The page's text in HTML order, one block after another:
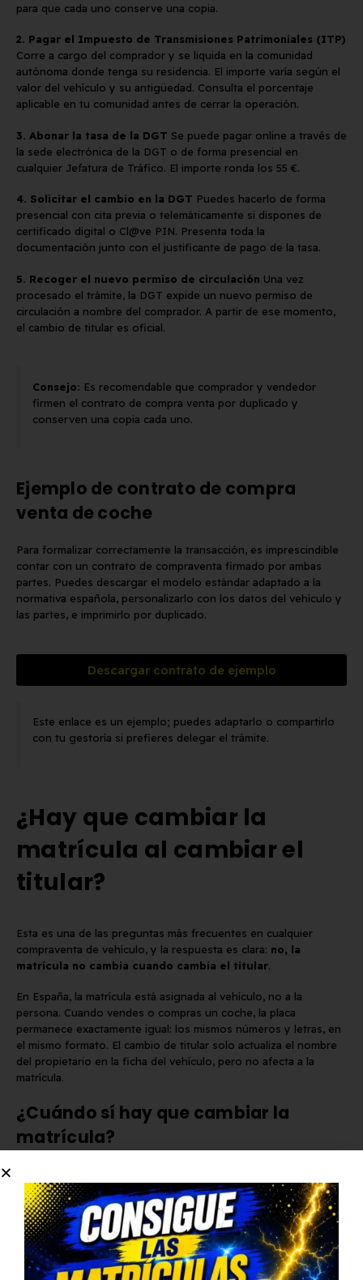
para que cada uno conserve una copia.
2. Pagar el Impuesto de Transmisiones Patrimoniales (ITP)
Corre a cargo del comprador y se liquida en la comunidad
autónoma donde tenga su residencia. El importe varía según el
valor del vehículo y su antigüedad. Consulta el porcentaje
aplicable en tu comunidad antes de cerrar la operación.
3. Abonar la tasa de la DGT Se puede pagar online a través de
la sede electrónica de la DGT o de forma presencial en
cualquier Jefatura de Tráfico. El importe ronda los 55 €.
4. Solicitar el cambio en la DGT Puedes hacerlo de forma
presencial con cita previa o telemáticamente si dispones de
certificado digital o Cl@ve PIN. Presenta toda la
documentación junto con el justificante de pago de la tasa.
5. Recoger el nuevo permiso de circulación Una vez
procesado el trámite, la DGT expide un nuevo permiso de
circulación a nombre del comprador. A partir de ese momento,
el cambio de titular es oficial.
Consejo: Es recomendable que comprador y vendedor
firmen el contrato de compra venta por duplicado y
conserven una copia cada uno.
Ejemplo de contrato de compra
venta de coche
Para formalizar correctamente la transacción, es imprescindible
contar con un contrato de compraventa firmado por ambas
partes. Puedes descargar el modelo estándar adaptado a la
normativa española, personalizarlo con los datos del vehículo y
las partes, e imprimirlo por duplicado.
Descargar contrato de ejemplo
Este enlace es un ejemplo; puedes adaptarlo o compartirlo
con tu gestoría si prefieres delegar el trámite.​
¿Hay que cambiar la
matrícula al cambiar el
titular?
Esta es una de las preguntas más frecuentes en cualquier
compraventa de vehículo, y la respuesta es clara: no, la
matrícula no cambia cuando cambia el titular.
En España, la matrícula está asignada al vehículo, no a la
persona. Cuando vendes o compras un coche, la placa
permanece exactamente igual: los mismos números y letras, en
el mismo formato. El cambio de titular solo actualiza el nombre
del propietario en la ficha del vehículo, pero no afecta a la
matrícula.
¿Cuándo sí hay que cambiar la
matrícula?
sustituida, independientemente de quién sea el titular:
La placa está físicamente deteriorada: doblada, agrietada,
con caracteres ilegibles o sin reflectancia suficiente
La matrícula no supera la revisión de la ITV por falta de
legibilidad o ausencia de homologación visible